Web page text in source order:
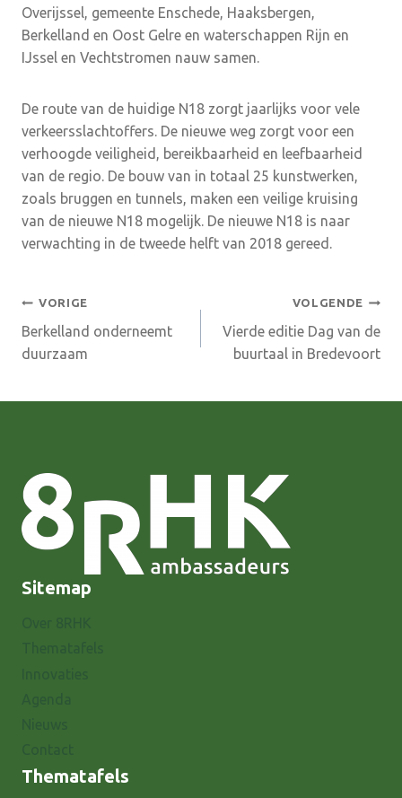
Overijssel, gemeente Enschede, Haaksbergen,
Berkelland en Oost Gelre en waterschappen Rijn en
IJssel en Vechtstromen nauw samen.
De route van de huidige N18 zorgt jaarlijks voor vele
verkeersslachtoffers. De nieuwe weg zorgt voor een
verhoogde veiligheid, bereikbaarheid en leefbaarheid
van de regio. De bouw van in totaal 25 kunstwerken,
zoals bruggen en tunnels, maken een veilige kruising
van de nieuwe N18 mogelijk. De nieuwe N18 is naar
verwachting in de tweede helft van 2018 gereed.
Bericht
navigatie
VORIGE
Berkelland onderneemt
duurzaam
VOLGENDE
Vierde editie Dag van de
buurtaal in Bredevoort
Sitemap
Thematafels